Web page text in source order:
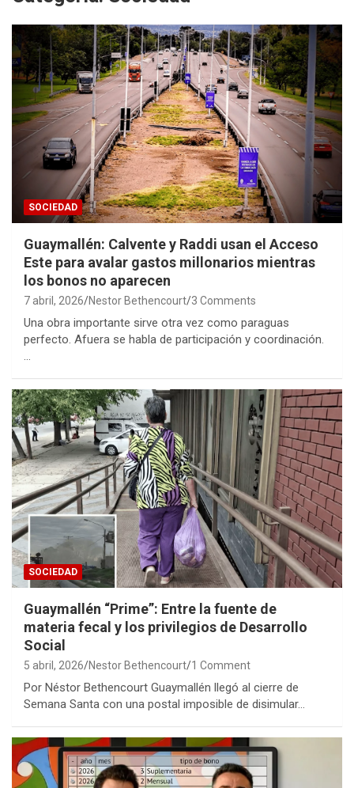
SOCIEDAD
Guaymallén: Calvente y Raddi usan el Acceso
Este para avalar gastos millonarios mientras
los bonos no aparecen
7 abril, 2026 Nestor Bethencourt 3 Comments
Una obra importante sirve otra vez como paraguas
perfecto. Afuera se habla de participación y coordinación.
…
SOCIEDAD
Guaymallén “Prime”: Entre la fuente de
materia fecal y los privilegios de Desarrollo
Social
5 abril, 2026 Nestor Bethencourt 1 Comment
Por Néstor Bethencourt Guaymallén llegó al cierre de
Semana Santa con una postal imposible de disimular…